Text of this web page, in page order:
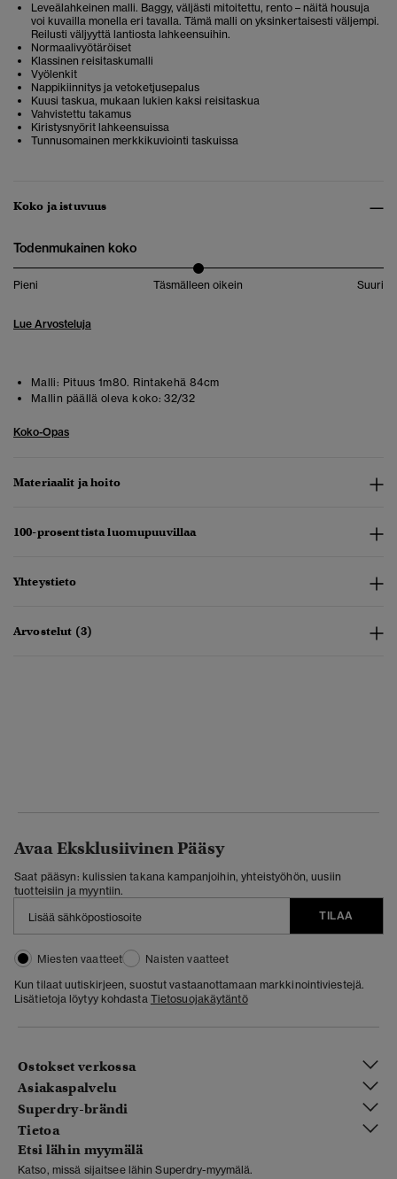
Leveälahkeinen malli. Baggy, väljästi mitoitettu, rento – näitä housuja
voi kuvailla monella eri tavalla. Tämä malli on yksinkertaisesti väljempi.
Reilusti väljyyttä lantiosta lahkeensuihin.
Normaalivyötäröiset
Klassinen reisitaskumalli
Vyölenkit
Nappikiinnitys ja vetoketjusepalus
Kuusi taskua, mukaan lukien kaksi reisitaskua
Vahvistettu takamus
Kiristysnyörit lahkeensuissa
Tunnusomainen merkkikuviointi taskuissa
Koko ja istuvuus
Todenmukainen koko
Pieni Täsmälleen oikein Suuri
Lue Arvosteluja
Malli: Pituus 1m80. Rintakehä 84cm
Mallin päällä oleva koko: 32/32
Koko-Opas
Materiaalit ja hoito
100-prosenttista luomupuuvillaa
Yhteystieto
Arvostelut (3)
Avaa Eksklusiivinen Pääsy
Saat pääsyn: kulissien takana kampanjoihin, yhteistyöhön, uusiin
tuotteisiin ja myyntiin.
TILAA
Miesten vaatteet
Naisten vaatteet
Kun tilaat uutiskirjeen, suostut vastaanottamaan markkinointiviestejä.
Lisätietoja löytyy kohdasta Tietosuojakäytäntö
Ostokset verkossa
Asiakaspalvelu
Superdry-brändi
Tietoa
Etsi lähin myymälä
Katso, missä sijaitsee lähin Superdry-myymälä.